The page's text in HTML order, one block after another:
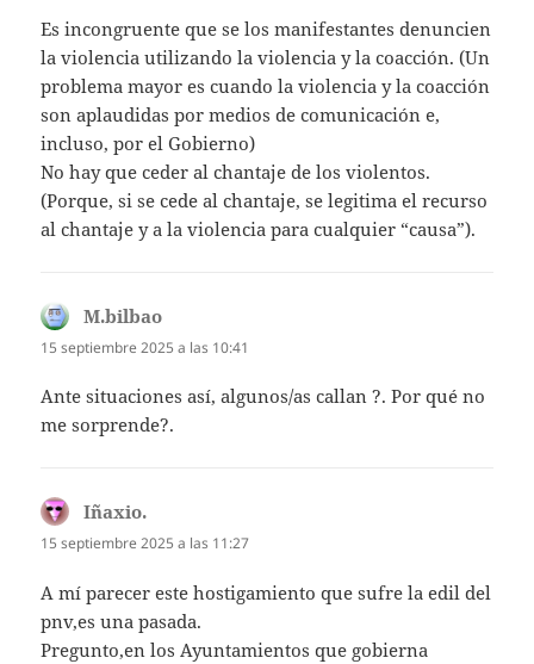
Es incongruente que se los manifestantes denuncien
la violencia utilizando la violencia y la coacción. (Un
problema mayor es cuando la violencia y la coacción
son aplaudidas por medios de comunicación e,
incluso, por el Gobierno)
No hay que ceder al chantaje de los violentos.
(Porque, si se cede al chantaje, se legitima el recurso
al chantaje y a la violencia para cualquier “causa”).
M.bilbao
15 septiembre 2025 a las 10:41
Ante situaciones así, algunos/as callan ?. Por qué no
me sorprende?.
Iñaxio.
15 septiembre 2025 a las 11:27
A mí parecer este hostigamiento que sufre la edil del
pnv,es una pasada.
Pregunto,en los Ayuntamientos que gobierna